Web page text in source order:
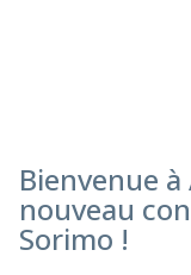
Bienvenue
nouveau
Sorimo !